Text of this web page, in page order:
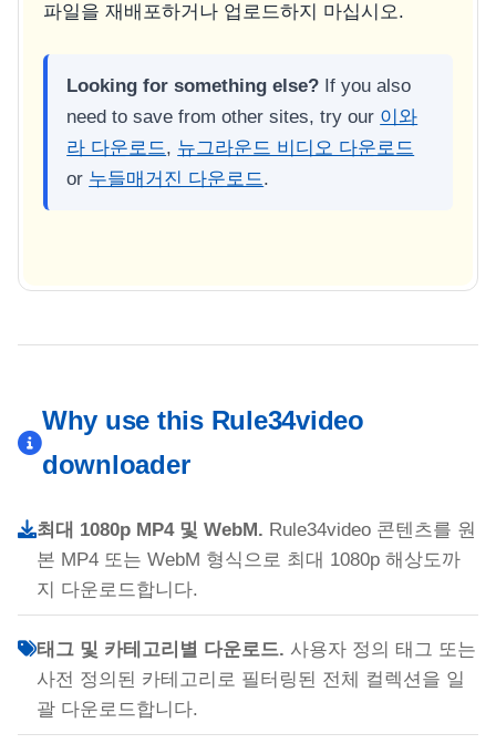
파일을 재배포하거나 업로드하지 마십시오.
Looking for something else? If you also
need to save from other sites, try our 이와
라 다운로드, 뉴그라운드 비디오 다운로드
or 누들매거진 다운로드.
Why use this Rule34video
downloader
최대 1080p MP4 및 WebM. Rule34video 콘텐츠를 원
본 MP4 또는 WebM 형식으로 최대 1080p 해상도까
지 다운로드합니다.
태그 및 카테고리별 다운로드. 사용자 정의 태그 또는
사전 정의된 카테고리로 필터링된 전체 컬렉션을 일
괄 다운로드합니다.